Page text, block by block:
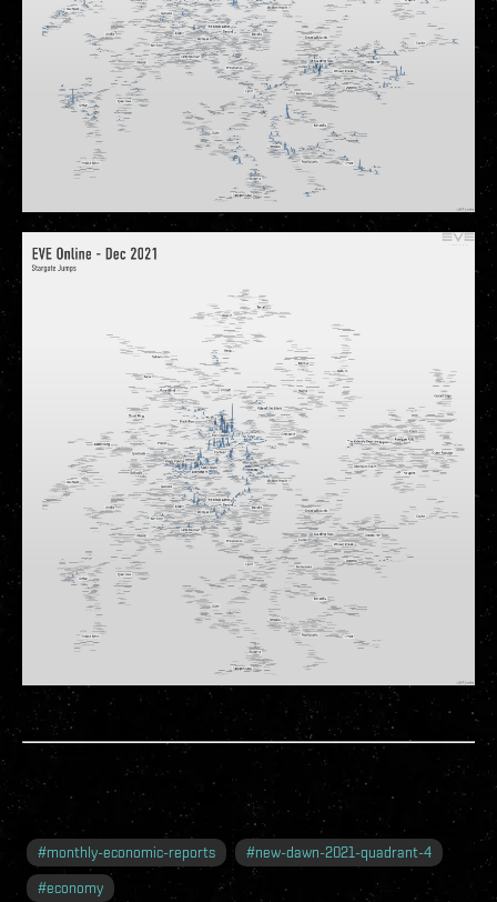
#monthly-economic-reports #new-dawn-2021-quadrant-4
#economy